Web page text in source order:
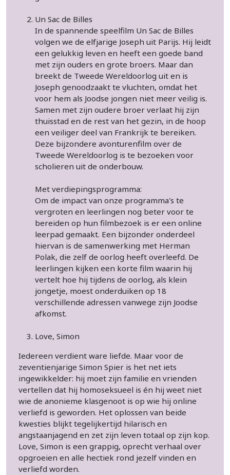
Un Sac de Billes
In de spannende speelfilm Un Sac de Billes
volgen we de elfjarige Joseph uit Parijs. Hij leidt
een gelukkig leven en heeft een goede band
met zijn ouders en grote broers. Maar dan
breekt de Tweede Wereldoorlog uit en is
Joseph genoodzaakt te vluchten, omdat het
voor hem als Joodse jongen niet meer veilig is.
Samen met zijn oudere broer verlaat hij zijn
thuisstad en de rest van het gezin, in de hoop
een veiliger deel van Frankrijk te bereiken.
Deze bijzondere avonturenfilm over de
Tweede Wereldoorlog is te bezoeken voor
scholieren uit de onderbouw.
Met verdiepingsprogramma:
Om de impact van onze programma's te
vergroten en leerlingen nog beter voor te
bereiden op hun filmbezoek is er een online
leerpad gemaakt. Een bijzonder onderdeel
hiervan is de samenwerking met Herman
Polak, die zelf de oorlog heeft overleefd. De
leerlingen kijken een korte film waarin hij
vertelt hoe hij tijdens de oorlog, als klein
jongetje, moest onderduiken op 18
verschillende adressen vanwege zijn Joodse
afkomst.
Love, Simon
Iedereen verdient ware liefde. Maar voor de
zeventienjarige Simon Spier is het net iets
ingewikkelder: hij moet zijn familie en vrienden
vertellen dat hij homoseksueel is én hij weet niet
wie de anonieme klasgenoot is op wie hij online
verliefd is geworden. Het oplossen van beide
kwesties blijkt tegelijkertijd hilarisch en
angstaanjagend en zet zijn leven totaal op zijn kop.
Love, Simon is een grappig, oprecht verhaal over
opgroeien en alle hectiek rond jezelf vinden en
verliefd worden.